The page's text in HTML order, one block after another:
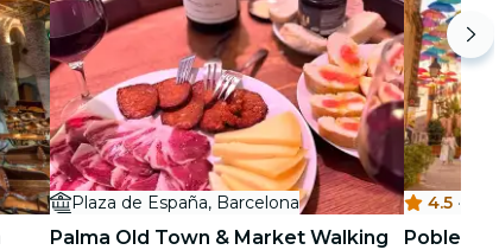
Plaza de España, Barcelona
Palma Old Town & Market Walking
4.5 ·
Poble